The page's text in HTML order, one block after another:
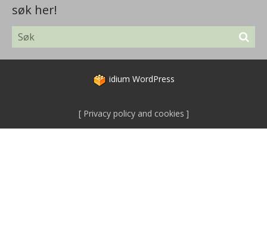
søk her!
idium WordPress
Privacy policy and cookies